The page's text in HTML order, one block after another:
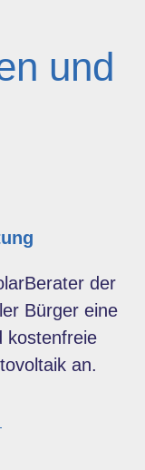
und
der
Bürger eine
kostenfreie
an.